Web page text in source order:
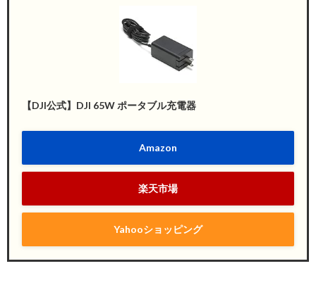
【DJI公式】DJI 65W ポータブル充電器
Amazon
楽天市場
Yahooショッピング